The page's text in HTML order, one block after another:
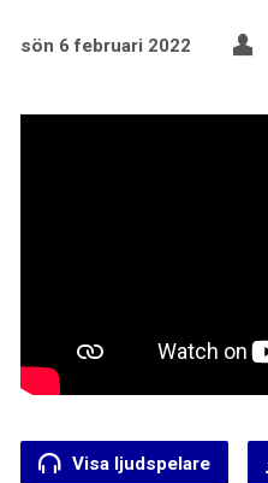
sön 6 februari 2022
Visa ljudspelare